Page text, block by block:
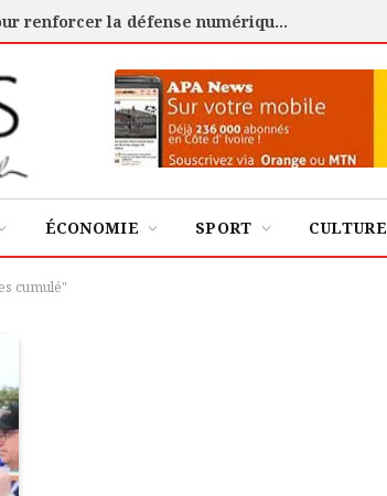
Cybersécurité : l’ANSSI certifie 88 experts pour renforcer la défense numérique de la Côte d’Ivoire
ÉCONOMIE SPORT CULTURE
cumulé"